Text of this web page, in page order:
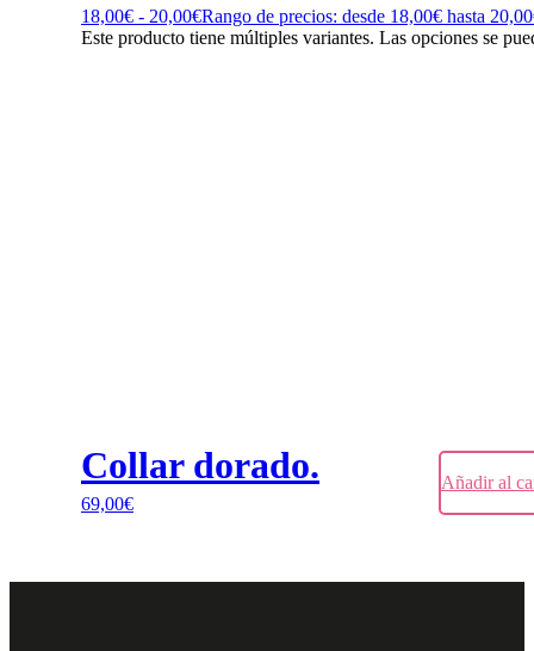
18,00€ - 20,00€Rango de precios: desde 18,00€ hasta
Este producto tiene múltiples variantes. Las opciones se
Collar dorado.
69,00€
Añadir al